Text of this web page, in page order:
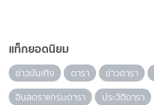
แท็กยอดนิยม
ข่าวบันเทิง ดารา ข่าวดารา
อินสตราแกรมดารา
ประวัติดารา